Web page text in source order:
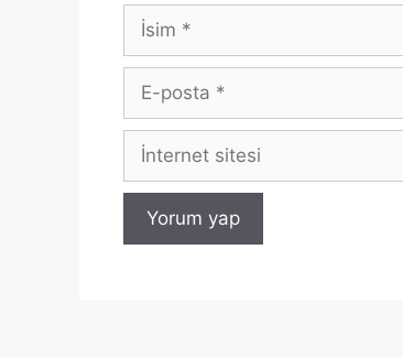
İsim
posta
İnternet